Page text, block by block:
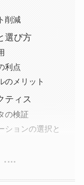
削減
選び方
利点
のメリット
ティス
の検証
ションの選択と